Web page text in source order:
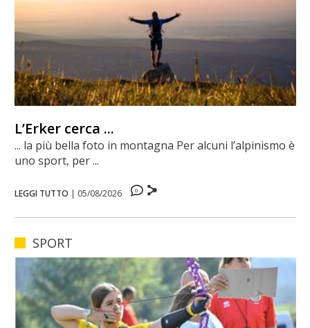
L’Erker cerca ...
... la più bella foto in montagna Per alcuni l’alpinismo è
uno sport, per ...
LEGGI TUTTO | 05/08/2026 0
SPORT